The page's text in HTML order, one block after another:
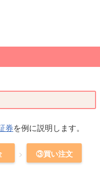
券を例に説明します。
③買い注文